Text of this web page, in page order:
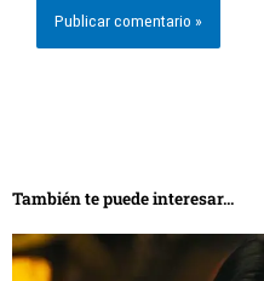
También te puede interesar...